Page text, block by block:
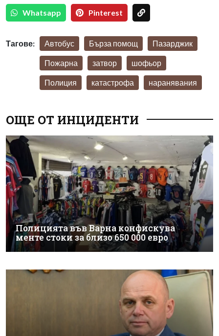
Whatsapp Pinterest
Тагове: Автобус Бърза помощ Пазарджик
Пожарна затвор шофьор
Полиция катастрофа наранявания
ОЩЕ ОТ ИНЦИДЕНТИ
Полицията във Варна конфискува
менте стоки за близо 650 000 евро